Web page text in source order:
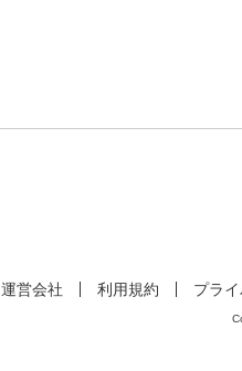
運営会社 利用規約 プラ